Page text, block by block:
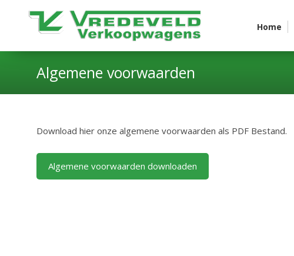
Home
Algemene voorwaarden
Download hier onze algemene voorwaarden als PDF Bestand.
Algemene voorwaarden downloaden